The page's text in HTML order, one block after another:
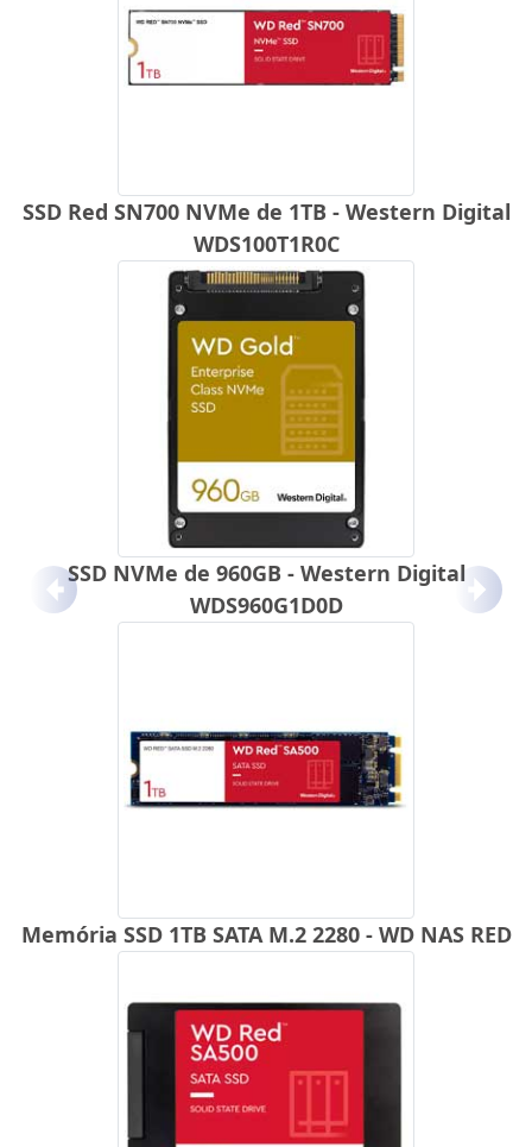
SSD Red SN700 NVMe de 1TB - Western Digital
WDS100T1R0C
SSD NVMe de 960GB - Western Digital
WDS960G1D0D
Memória SSD 1TB SATA M.2 2280 - WD NAS RED
Anterior